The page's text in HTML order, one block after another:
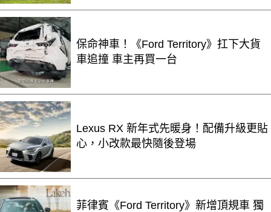
保命神車！《Ford Territory》扛下大貨
車追撞 車主再買一台
Lexus RX 新年式先暖身！配備升級更貼
心，小改款最快隨後登場
菲律賓《Ford Territory》新增頂規車 獨